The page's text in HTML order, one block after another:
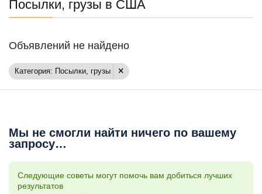
Посылки, грузы в США
Объявлений не найдено
Категория: Посылки, грузы
Мы не смогли найти ничего по вашему
запросу…
Следующие советы могут помочь вам добиться лучших
результатов